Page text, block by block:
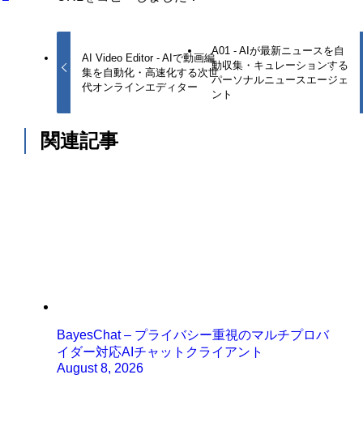
AI Video Editor - AIで動画編
集を自動化・高速化する次世
代オンラインエディター
A01 - AIが最新ニュースを自
動収集・キュレーションする
パーソナルニュースエージェ
ント
関連記事
BayesChat – プライバシー重視のマルチプロバ
イダー対応AIチャットクライアント
August 8, 2026